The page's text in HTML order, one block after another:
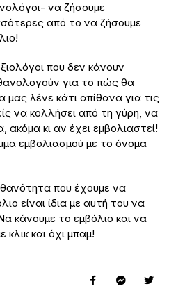
να ζήσουμε
από το να ζήσουμε
που δεν κάνουν
για το πώς θα
μας λένε κάτι απίθανα για τις
να κολλήσει από τη γύρη, να
κι αν έχει εμβολιαστεί!
εμβολιασμού με το όνομα
που έχουμε να
είναι ίδια με αυτή του να
κάνουμε το εμβόλιο και να
κλικ και όχι μπαμ!